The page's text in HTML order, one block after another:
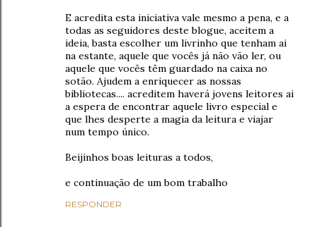
E acredita esta iniciativa vale mesmo a pena, e a
todas as seguidores deste blogue, aceitem a
ideia, basta escolher um livrinho que tenham ai
na estante, aquele que vocês já não vão ler, ou
aquele que vocês têm guardado na caixa no
sotão. Ajudem a enriquecer as nossas
bibliotecas.... acreditem haverá jovens leitores ai
a espera de encontrar aquele livro especial e
que lhes desperte a magia da leitura e viajar
num tempo único.
Beijinhos boas leituras a todos,
e continuação de um bom trabalho
RESPONDER